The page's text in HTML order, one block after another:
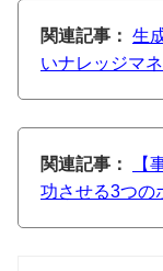
関連記事： 生
いナレッジマ
関連記事：
【
功させる3つの